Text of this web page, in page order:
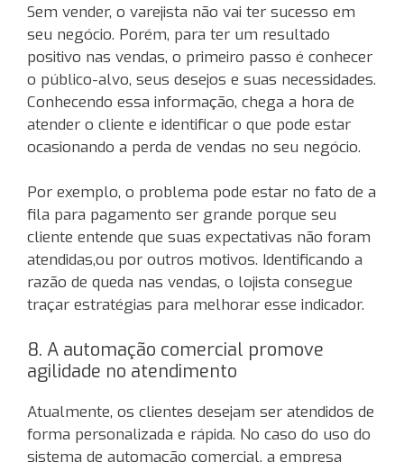
Sem vender, o varejista não vai ter sucesso em
seu negócio. Porém, para ter um resultado
positivo nas vendas, o primeiro passo é conhecer
o público-alvo, seus desejos e suas necessidades.
Conhecendo essa informação, chega a hora de
atender o cliente e identificar o que pode estar
ocasionando a perda de vendas no seu negócio.
Por exemplo, o problema pode estar no fato de a
fila para pagamento ser grande porque seu
cliente entende que suas expectativas não foram
atendidas,ou por outros motivos. Identificando a
razão de queda nas vendas, o lojista consegue
traçar estratégias para melhorar esse indicador.
8. A automação comercial promove
agilidade no atendimento
Atualmente, os clientes desejam ser atendidos de
forma personalizada e rápida. No caso do uso do
sistema de automação comercial, a empresa